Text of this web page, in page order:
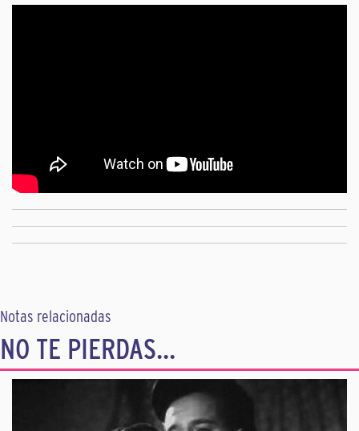
Notas relacionadas
NO TE PIERDAS...